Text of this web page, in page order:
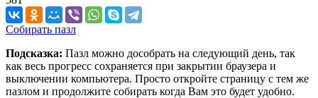
Собирать пазл
Подсказка: Пазл можно дособрать на следующий день, так
как весь прогресс сохраняется при закрытии браузера и
выключении компьютера. Просто откройте страницу с тем же
пазлом и продолжите собирать когда Вам это будет удобно.